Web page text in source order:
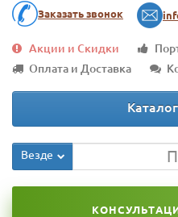
Заказать звонок
Акции и Скидки
Оплата и Доставка
Везде